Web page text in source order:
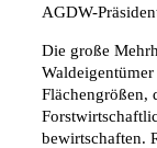
AGDW-
Die große
Flächengrößen,
bewirtschaften.